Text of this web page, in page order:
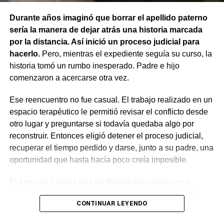
resultaba aplicable.
El fallo aclaró que el archivo de la causa
contravencional no impide que el dueño del perro
lesionado reclame por la vía civil una indemnización
por los daños que considere haber sufrido.
Durante años imaginó que borrar el apellido paterno
sería la manera de dejar atrás una historia marcada
por la distancia. Así inició un proceso judicial para
hacerlo.Pero, mientras el expediente seguía su curso, la
historia tomó un rumbo inesperado. Padre e hijo
comenzaron a acercarse otra vez.
Ese reencuentro no fue casual. El trabajo realizado en un
espacio terapéutico le permitió revisar el conflicto desde
otro lugar y preguntarse si todavía quedaba algo por
reconstruir. Entonces eligió detener el proceso judicial,
recuperar el tiempo perdido y darse, junto a su padre, una
oportunidad que hasta hacía poco creía imposible.
pedido, declaró concluido el proceso por desistimiento y
ordenó el archivo de las actuaciones. La jueza consideró
CONTINUAR LEYENDO